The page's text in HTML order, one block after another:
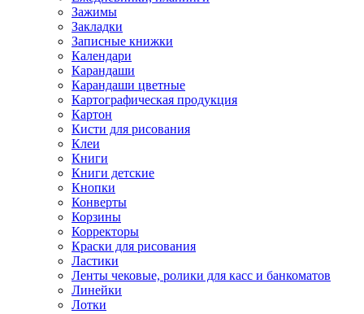
Зажимы
Закладки
Записные книжки
Календари
Карандаши
Карандаши цветные
Картографическая продукция
Картон
Кисти для рисования
Клеи
Книги
Книги детские
Кнопки
Конверты
Корзины
Корректоры
Краски для рисования
Ластики
Ленты чековые, ролики для касс и банкоматов
Линейки
Лотки